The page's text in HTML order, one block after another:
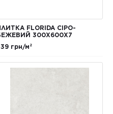
FLORIDA СІРО-
300Х600Х7
грн/м²